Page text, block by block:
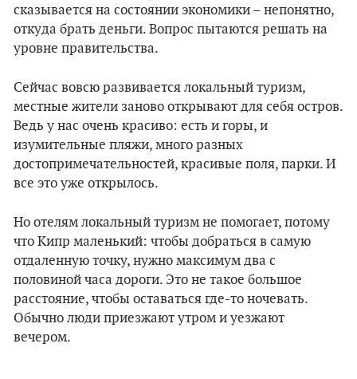
сказывается на состоянии экономики – непонятно,
откуда брать деньги. Вопрос пытаются решать на
уровне правительства.
Сейчас вовсю развивается локальный туризм,
местные жители заново открывают для себя остров.
Ведь у нас очень красиво: есть и горы, и
изумительные пляжи, много разных
достопримечательностей, красивые поля, парки. И
все это уже открылось.
Но отелям локальный туризм не помогает, потому
что Кипр маленький: чтобы добраться в самую
отдаленную точку, нужно максимум два с
половиной часа дороги. Это не такое большое
расстояние, чтобы оставаться где-то ночевать.
Обычно люди приезжают утром и уезжают
вечером.